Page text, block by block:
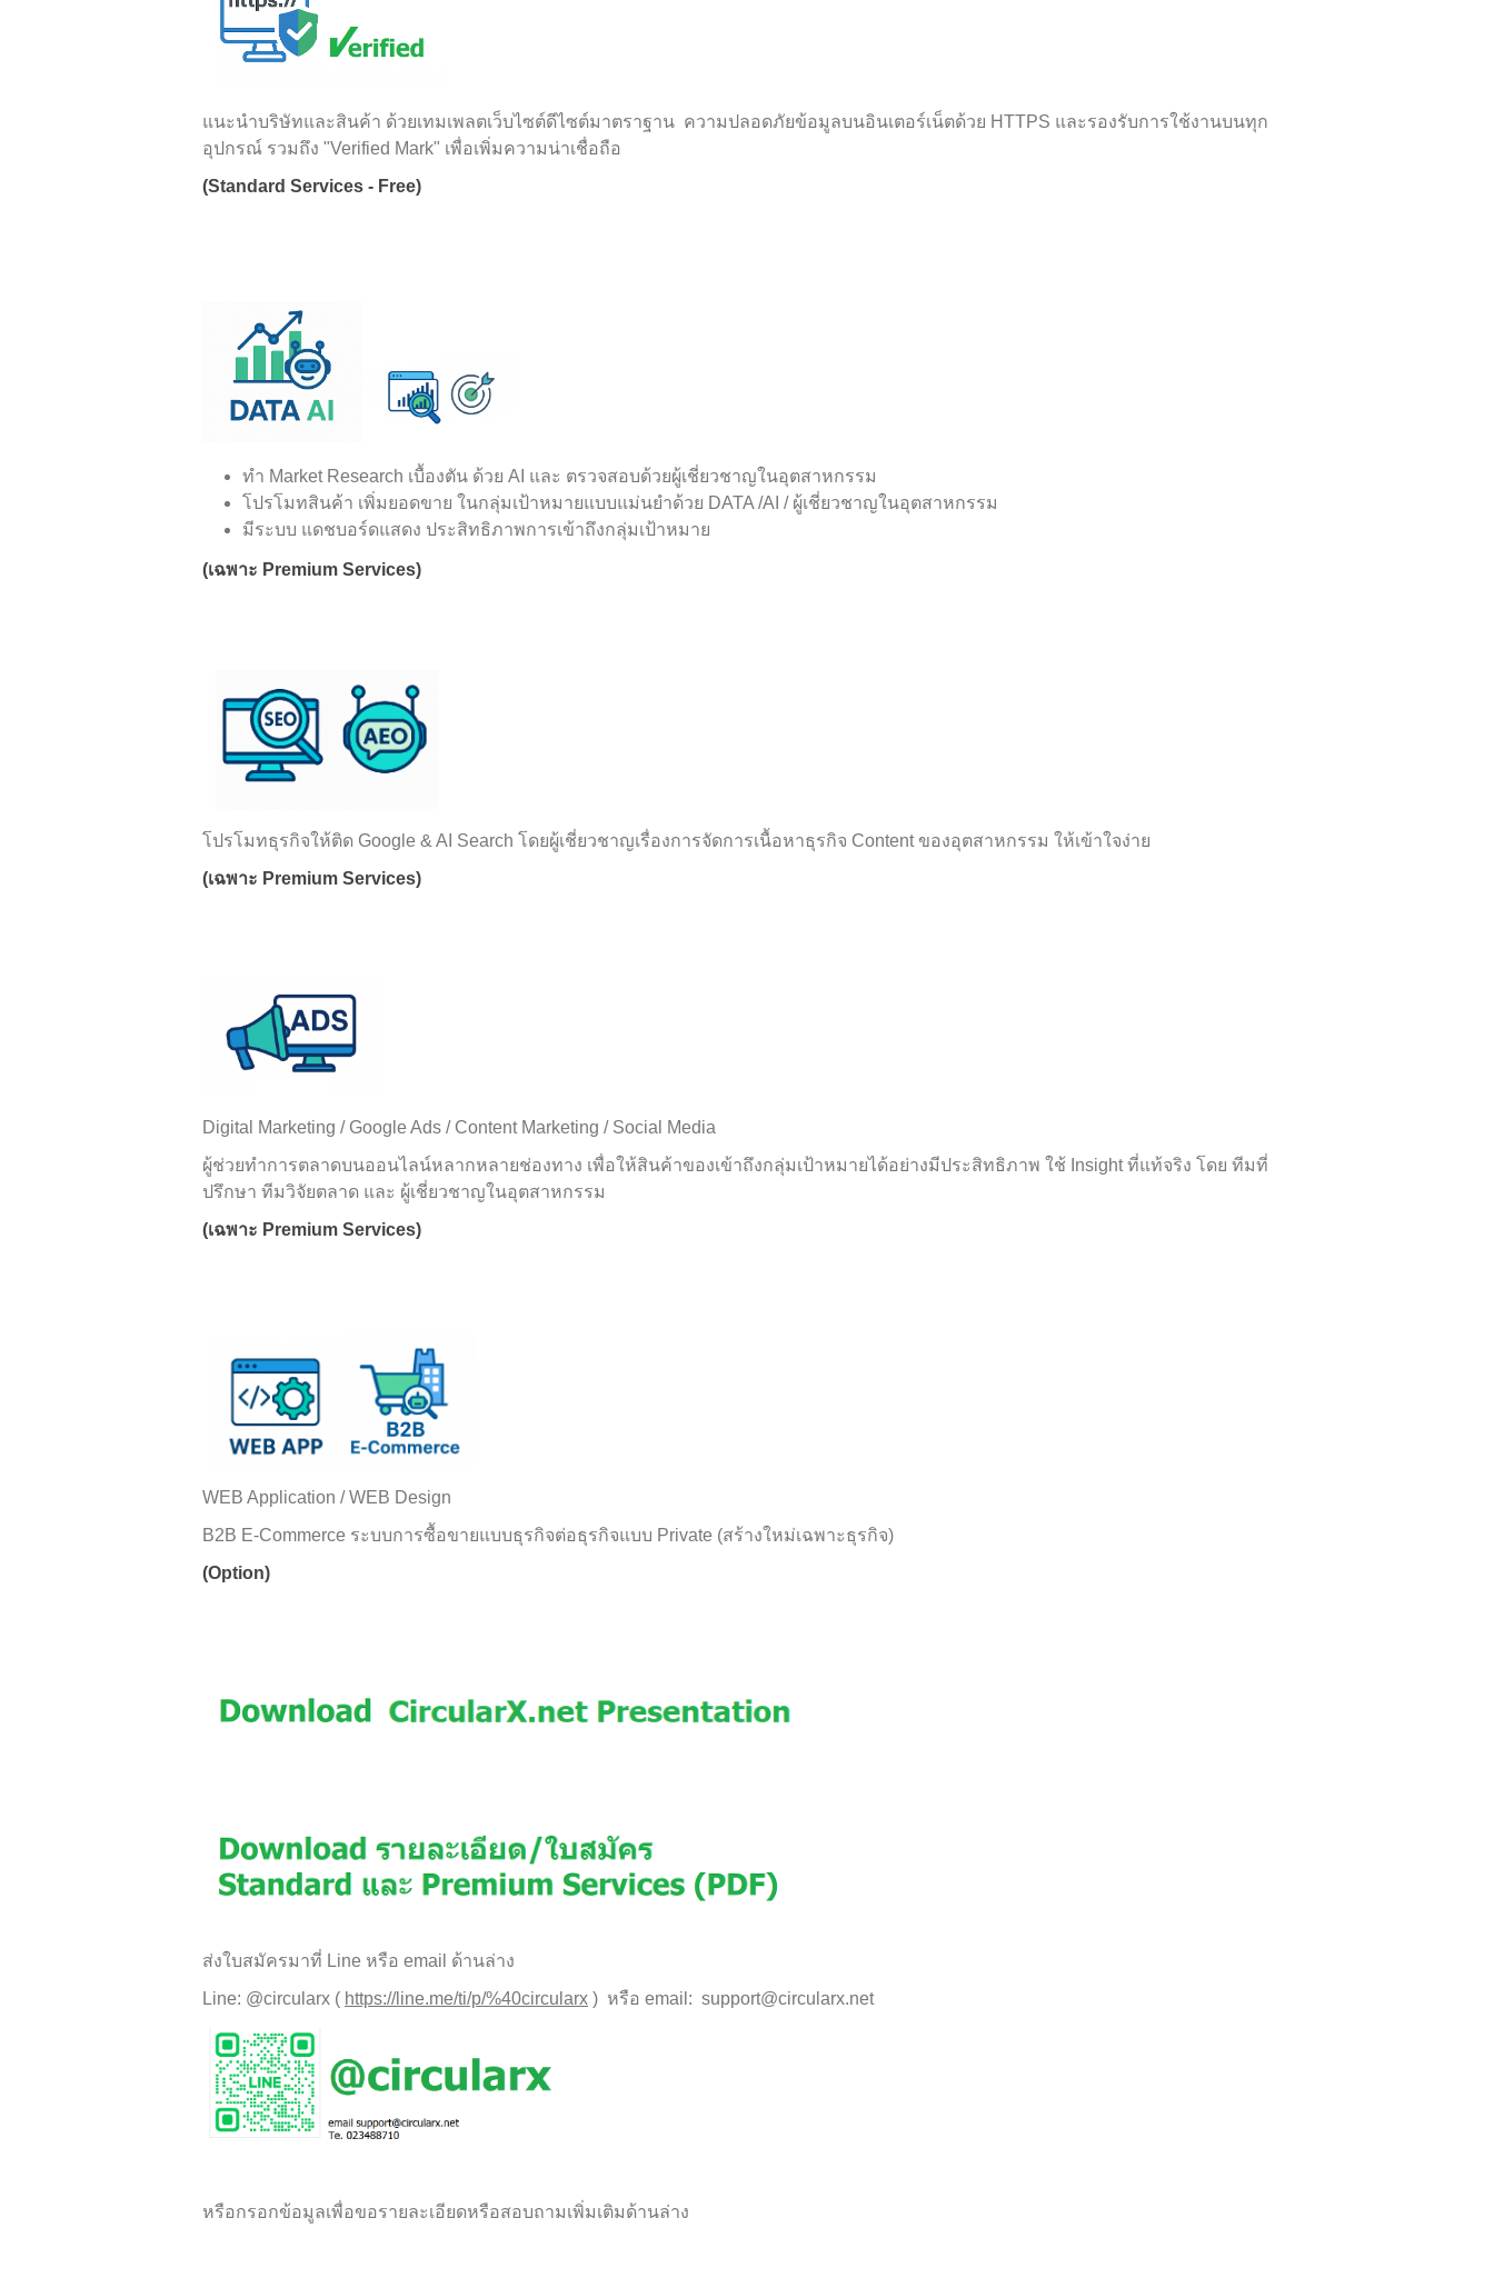
แนะนำบริษัทและสินค้า ด้วยเทมเพลตเว็บไซต์ดีไซต์มาตราฐาน ความปลอดภัยข้อมูลบนอินเตอร์เน็ตด้วย HTTPS และรองรับการใช้งานบนทุก
อุปกรณ์ รวมถึง "Verified Mark" เพื่อเพิ่มความน่าเชื่อถือ
(Standard Services - Free)
ทำ Market Research เบื้องตัน ด้วย AI และ ตรวจสอบด้วยผู้เชี่ยวชาญในอุตสาหกรรม
โปรโมทสินค้า เพิ่มยอดขาย ในกลุ่มเป้าหมายแบบแม่นยำด้วย DATA /AI / ผู้เชี่ยวชาญในอุตสาหกรรม
มีระบบ แดชบอร์ดแสดง ประสิทธิภาพการเข้าถึงกลุ่มเป้าหมาย
(เฉพาะ Premium Services)
โปรโมทธุรกิจให้ติด Google & AI Search โดยผู้เชี่ยวชาญเรื่องการจัดการเนื้อหาธุรกิจ Content ของอุตสาหกรรม ให้เข้าใจง่าย
(เฉพาะ Premium Services)
Digital Marketing / Google Ads / Content Marketing / Social Media
ผู้ช่วยทำการตลาดบนออนไลน์หลากหลายช่องทาง เพื่อให้สินค้าของเข้าถึงกลุ่มเป้าหมายได้อย่างมีประสิทธิภาพ ใช้ Insight ที่แท้จริง โดย ทีมที่
ปรึกษา ทีมวิจัยตลาด และ ผู้เชี่ยวชาญในอุตสาหกรรม
(เฉพาะ Premium Services)
WEB Application / WEB Design
B2B E-Commerce ระบบการซื้อขายแบบธุรกิจต่อธุรกิจแบบ Private (สร้างใหม่เฉพาะธุรกิจ)
(Option)
ส่งใบสมัครมาที่ Line หรือ email ด้านล่าง
Line: @circularx ( https://line.me/ti/p/%40circularx ) หรือ email: support@circularx.net
หรือกรอกข้อมูลเพื่อขอรายละเอียดหรือสอบถามเพิ่มเติมด้านล่าง